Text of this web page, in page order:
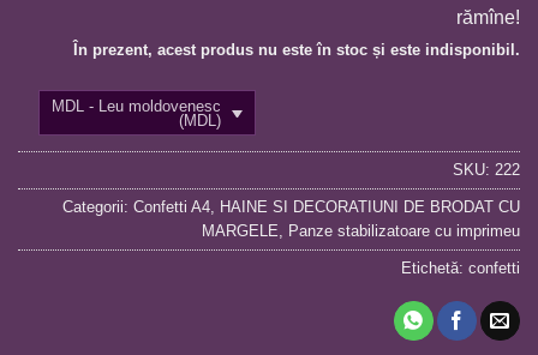
rămîne!
În prezent, acest produs nu este în stoc și este indisponibil.
MDL - Leu moldovenesc
(MDL)
SKU: 222
Categorii: Confetti A4 HAINE SI DECORATIUNI DE BRODAT CU
MARGELE
Panze stabilizatoare cu imprimeu
Etichetă: confetti